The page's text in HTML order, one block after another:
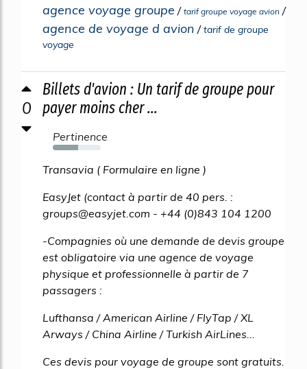
agence voyage groupe / tarif groupe voyage avion /
agence de voyage d avion /tarif de groupe
voyage
0
Billets d'avion : Un tarif de groupe pour
payer moins cher ...
Pertinence
53%
Transavia ( Formulaire en ligne )
EasyJet (contact à partir de 40 pers. :
groups@easyjet.com - +44 (0)843 104 1200
-Compagnies où une demande de devis groupe
est obligatoire via une agence de voyage
physique et professionnelle à partir de 7
passagers :
Lufthansa / American Airline / FlyTap / XL
Arways / China Airline / Turkish AirLines...
Ces devis pour voyage de groupe sont gratuits.